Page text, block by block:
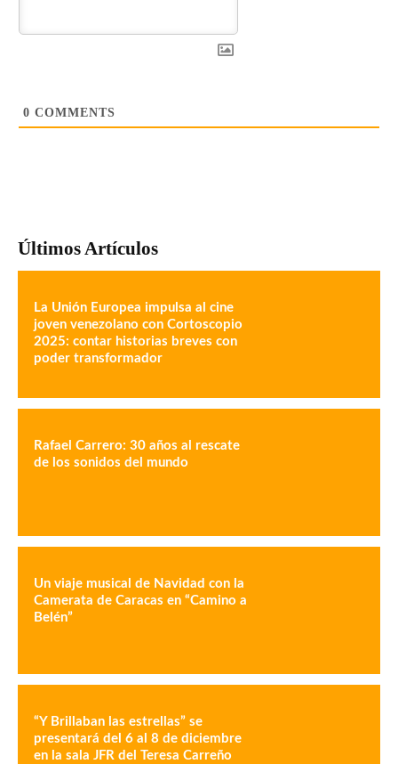
0 COMMENTS
Últimos Artículos
La Unión Europea impulsa al cine
joven venezolano con Cortoscopio
2025: contar historias breves con
poder transformador
Rafael Carrero: 30 años al rescate
de los sonidos del mundo
Un viaje musical de Navidad con la
Camerata de Caracas en “Camino a
Belén”
“Y Brillaban las estrellas” se
presentará del 6 al 8 de diciembre
en la sala JFR del Teresa Carreño